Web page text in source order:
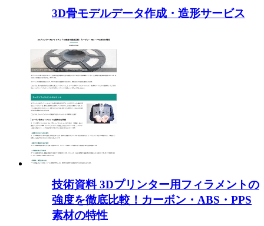
3D骨モデルデータ作成・造形サービス
技術資料 3Dプリンター用フィラメントの
強度を徹底比較！カーボン・ABS・PPS
素材の特性